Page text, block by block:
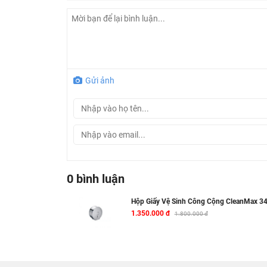
Gửi ảnh
0 bình luận
Hộp Giấy Vệ Sinh Công Cộng CleanMax
1.350.000 đ
1.800.000 đ